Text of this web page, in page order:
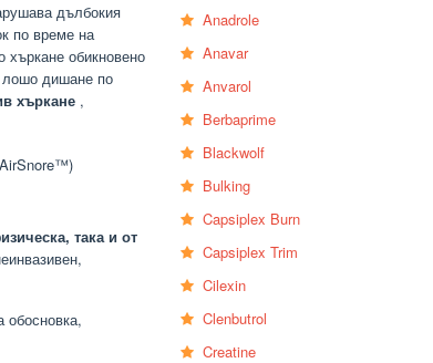
дълбокия
по време на
хъркане обикновено
лошо дишане по
хъркане ,
така и от
обосновка,
Anadrole
Anavar
Anvarol
Berbaprime
Blackwolf
Bulking
Capsiplex Burn
Capsiplex Trim
Cilexin
Clenbutrol
Creatine